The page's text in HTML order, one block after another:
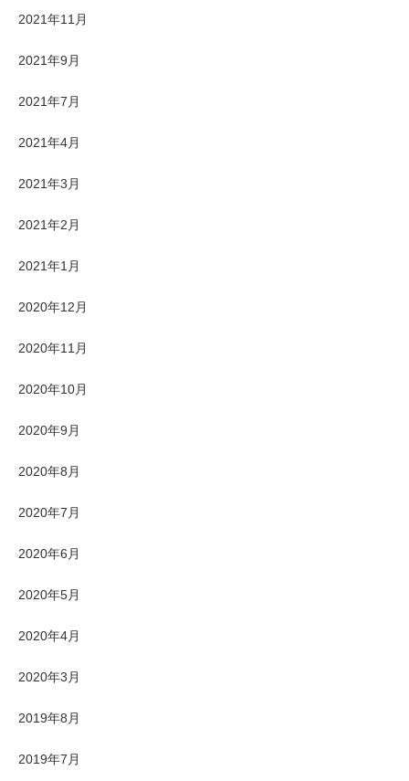
2021年11月
2021年9月
2021年7月
2021年4月
2021年3月
2021年2月
2021年1月
2020年12月
2020年11月
2020年10月
2020年9月
2020年8月
2020年7月
2020年6月
2020年5月
2020年4月
2020年3月
2019年8月
2019年7月